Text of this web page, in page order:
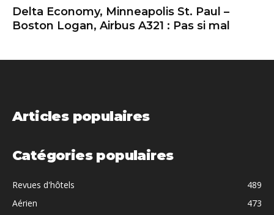
Delta Economy, Minneapolis St. Paul –
Boston Logan, Airbus A321 : Pas si mal
Articles populaires
Catégories populaires
Revues d'hôtels
489
Aérien
473